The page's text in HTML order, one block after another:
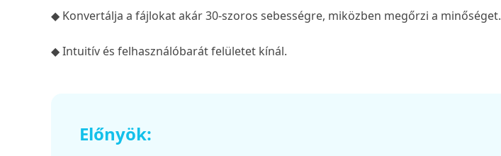
◆ Konvertálja a fájlokat akár 30-szoros sebességre, miközben megőrzi a minőséget.
◆ Intuitív és felhasználóbarát felületet kínál.
Előnyök: